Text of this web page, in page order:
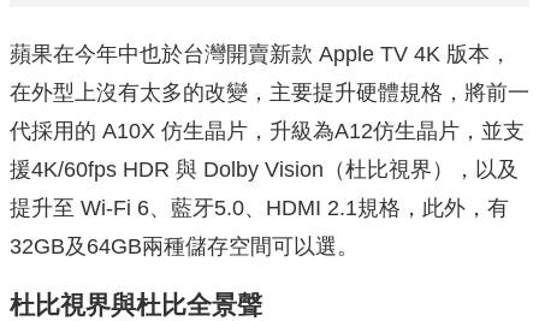
蘋果在今年中也於台灣開賣新款 Apple TV 4K 版本，
在外型上沒有太多的改變，主要提升硬體規格，將前一
代採用的 A10X 仿生晶片，升級為A12仿生晶片，並支
援4K/60fps HDR 與 Dolby Vision（杜比視界），以及
提升至 Wi-Fi 6、藍牙5.0、HDMI 2.1規格，此外，有
32GB及64GB兩種儲存空間可以選。
杜比視界與杜比全景聲